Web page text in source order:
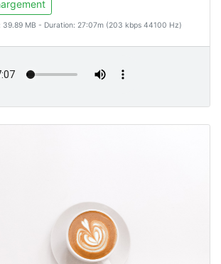
39.89 MB - Duration: 27:07m (203 kbps 44100 Hz)